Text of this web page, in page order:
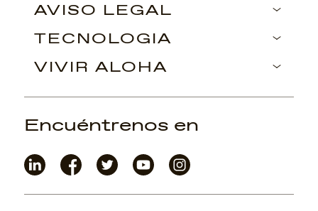
AVISO LEGAL
TECNOLOGÍA
VIVIR ALOHA
Encuéntrenos en